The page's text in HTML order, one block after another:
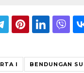
I BENDUNGAN